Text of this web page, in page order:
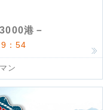
港－
：54
ン